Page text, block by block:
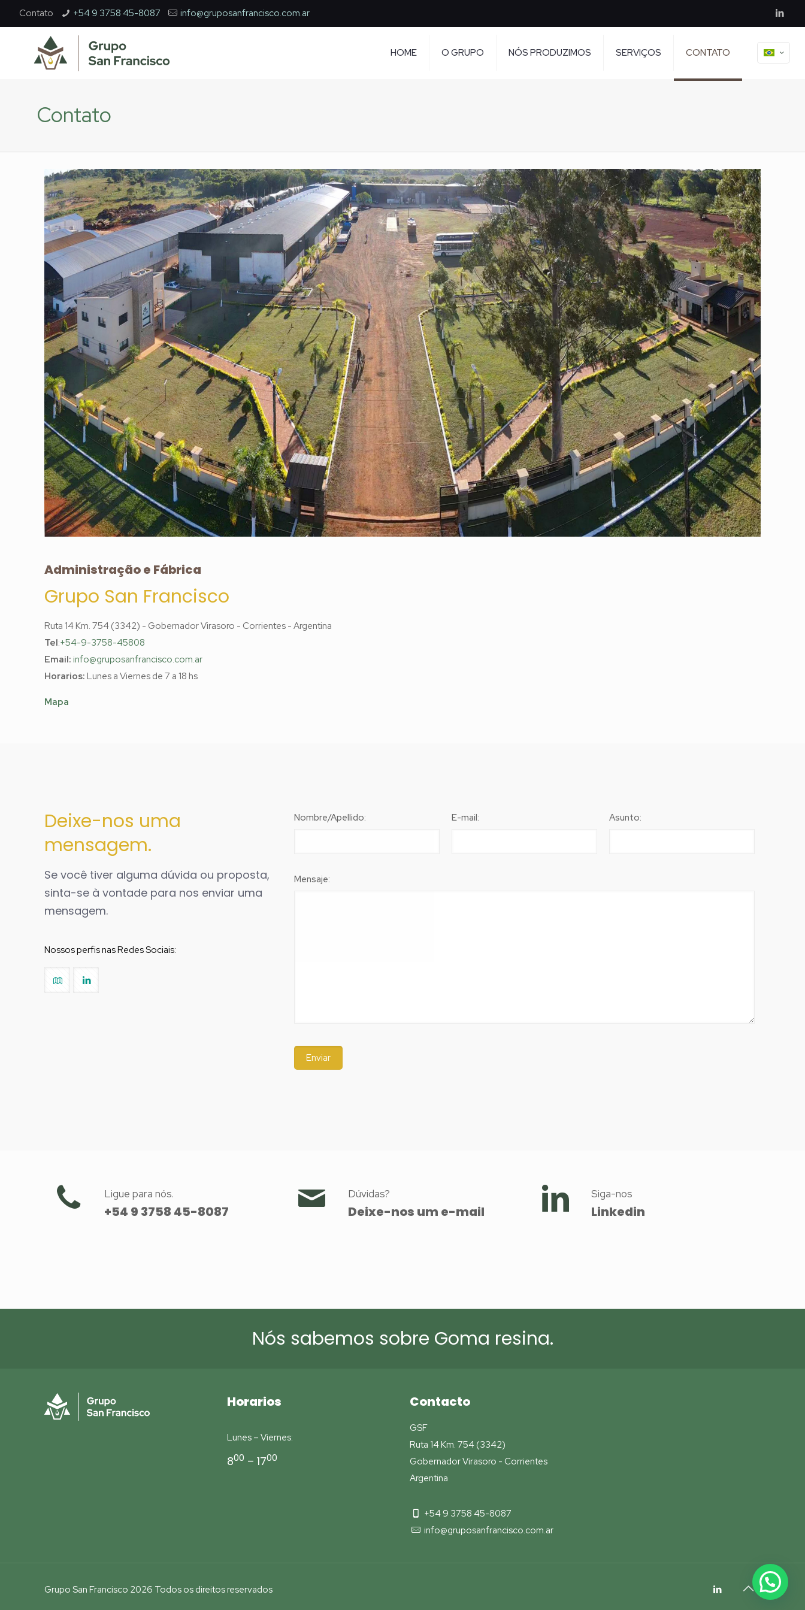
Contato +54 9 3758 45-8087 info@gruposanfrancisco.com.ar
HOME O GRUPO NÓS PRODUZIMOS SERVIÇOS CONTATO
Contato
Administração e Fábrica
Grupo San Francisco
Ruta 14 Km. 754 (3342) - Gobernador Virasoro - Corrientes - Argentina
Tel:+54-9-3758-45808
Email: info@gruposanfrancisco.com.ar
Horarios: Lunes a Viernes de 7 a 18 hs
Mapa
Deixe-nos uma
mensagem.
Se você tiver alguma dúvida ou proposta,
sinta-se à vontade para nos enviar uma
mensagem.
Nossos perfis nas Redes Sociais:
Nombre/Apellido: E-mail: Asunto:
Mensaje:
Ligue para nós.
+54 9 3758 45-8087
Dúvidas?
Deixe-nos um e-mail
Siga-nos
Linkedin
Nós sabemos sobre Goma resina.
Horarios
Lunes – Viernes:
800 – 1700
Contacto
GSF
Ruta 14 Km. 754 (3342)
Gobernador Virasoro - Corrientes
Argentina
+54 9 3758 45-8087
info@gruposanfrancisco.com.ar
Grupo San Francisco 2026 Todos os direitos reservados